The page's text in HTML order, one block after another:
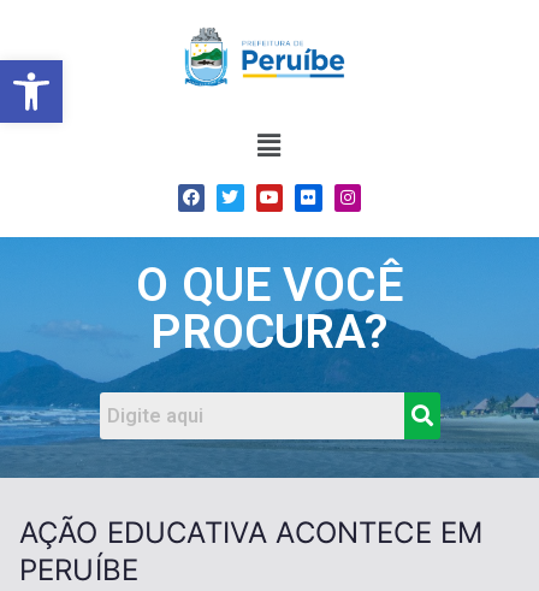
Barra de Ferramentas
O QUE VOCÊ
PROCURA?
AÇÃO EDUCATIVA ACONTECE EM
PERUÍBE